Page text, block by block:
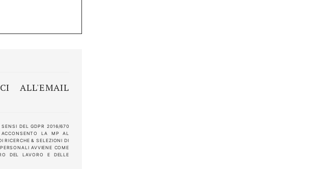
ALL'EMAIL
SENSI DEL GDPR 2016/670
LA MP AL
RICERCHE & SELEZIONI DI
AVVIENE COME
DEL LAVORO E DELLE